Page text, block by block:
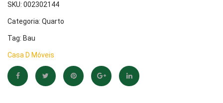
SKU: 002302144
Categoria: Quarto
Tag: Bau
Casa D Móveis